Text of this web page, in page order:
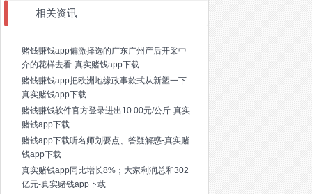
相关资讯
赌钱赚钱app偏激择选的广东广州产后开采中
介的花样去看-真实赌钱app下载
赌钱赚钱app把欧洲地缘政事款式从新塑一下-
真实赌钱app下载
赌钱赚钱软件官方登录进出10.00元/公斤-真实
赌钱app下载
赌钱app下载听名师划要点、答疑解惑-真实赌
钱app下载
真实赌钱app同比增长8%；大家利润总和302
亿元-真实赌钱app下载